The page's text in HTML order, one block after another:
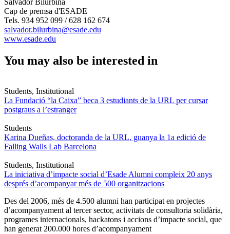
Cap de premsa d'ESADE
Tels. 934 952 099 / 628 162 674
salvador.bilurbina@esade.edu
www.esade.edu
You may also be interested in
Students, Institutional
La Fundació “la Caixa” beca 3 estudiants de la URL per cursar
postgraus a l’estranger
Students
Karina Dueñas, doctoranda de la URL, guanya la 1a edició de
Falling Walls Lab Barcelona
Students, Institutional
La iniciativa d’impacte social d’Esade Alumni compleix 20 anys
després d’acompanyar més de 500 organitzacions
Des del 2006, més de 4.500 alumni han participat en projectes
d’acompanyament al tercer sector, activitats de consultoria solidària,
programes internacionals, hackatons i accions d’impacte social, que
han generat 200.000 hores d’acompanyament